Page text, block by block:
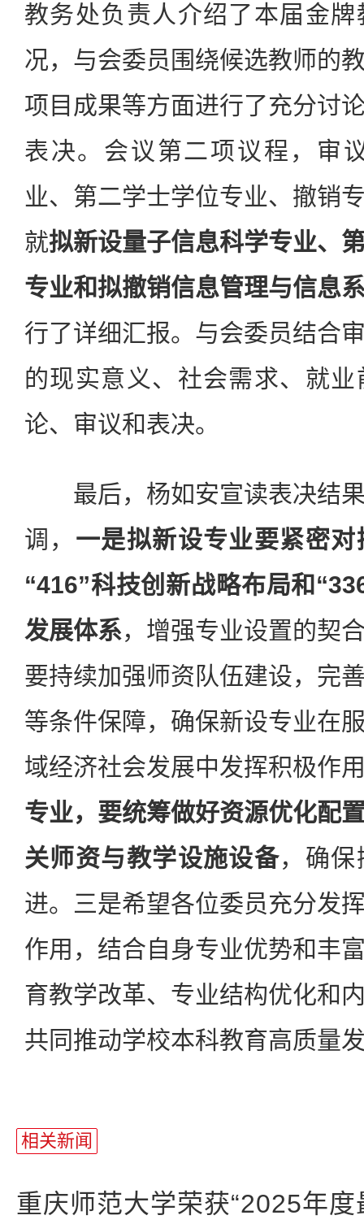
教务处负责人介绍了本届金
况，与会委员围绕候选教师的
项目成果等方面进行了充分讨
表决。会议第二项议程，审
业、第二学士学位专业、撤销
就拟新设量子信息科学专业、
专业和拟撤销信息管理与信息
行了详细汇报。与会委员结合
的现实意义、社会需求、就
论、审议和表决。
最后，杨如安宣读表决结果
调， 一是拟新设专业要紧密
“416”科技创新战略布局和
发展体系，增强专业设置的契
要持续加强师资队伍建设，完
等条件保障，确保新设专业在
域经济社会发展中发挥积极作
专业，要统筹做好资源优化配
关师资与教学设施设备，确
进。三是希望各位委员充分发
作用，结合自身专业优势和丰
育教学改革、专业结构优化和
共同推动学校本科教育高质量
相关新闻
重庆师范大学荣获“2025年